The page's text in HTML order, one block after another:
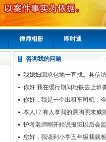
律师相册 即时通
咨询我的问题
我媳妇因承包地一直找。县信
访局省信访局。都说处理。但是
不处理一直拖
你好 我在缓行期间地铁去上班
查看是否有犯罪记录我应
你好，我是一个出租车司机，
乡下，回来时在路上拉了一个人
计价器
本人17,有人拿我的踝胸照来威
办，然后那个人我又不认
护考老师刚开始说报班以后会
开课后，也不回信息了，也没签
您好，我读到小学五年级我就